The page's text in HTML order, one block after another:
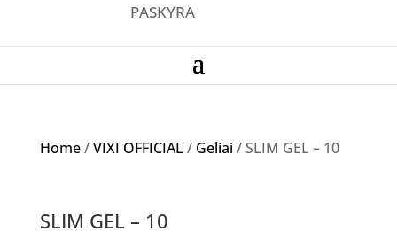
PASKYRA
Home/VIXI OFFICIAL/ Geliai / SLIM GEL – 10
SLIM GEL – 10